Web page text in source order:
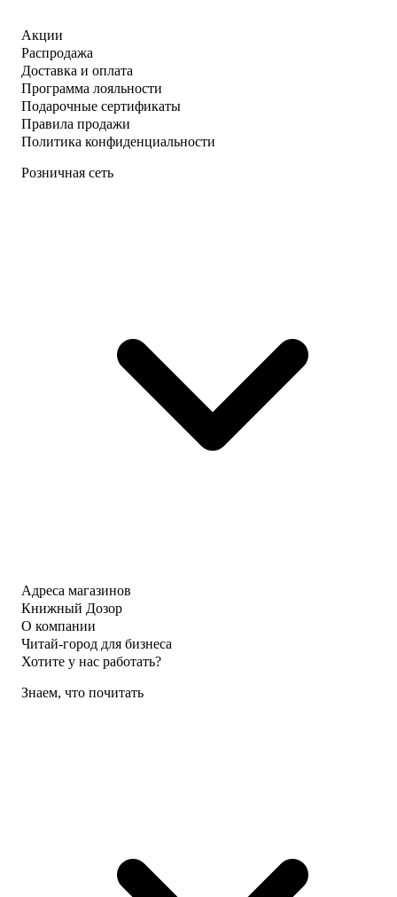
Акции
Распродажа
Доставка и оплата
Программа лояльности
Подарочные сертификаты
Правила продажи
Политика конфиденциальности
Розничная сеть
Адреса магазинов
Книжный Дозор
О компании
Читай-город для бизнеса
Хотите у нас работать?
Знаем, что почитать